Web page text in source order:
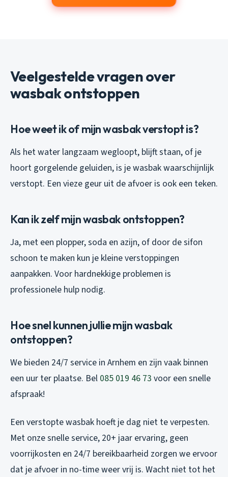
Veelgestelde vragen over
wasbak ontstoppen
Hoe weet ik of mijn wasbak verstopt is?
Als het water langzaam wegloopt, blijft staan, of je
hoort gorgelende geluiden, is je wasbak waarschijnlijk
verstopt. Een vieze geur uit de afvoer is ook een teken.
Kan ik zelf mijn wasbak ontstoppen?
Ja, met een plopper, soda en azijn, of door de sifon
schoon te maken kun je kleine verstoppingen
aanpakken. Voor hardnekkige problemen is
professionele hulp nodig.
Hoe snel kunnen jullie mijn wasbak
ontstoppen?
We bieden 24/7 service in Arnhem en zijn vaak binnen
een uur ter plaatse. Bel 085 019 46 73 voor een snelle
afspraak!
Een verstopte wasbak hoeft je dag niet te verpesten.
Met onze snelle service, 20+ jaar ervaring, geen
voorrijkosten en 24/7 bereikbaarheid zorgen we ervoor
dat je afvoer in no-time weer vrij is. Wacht niet tot het